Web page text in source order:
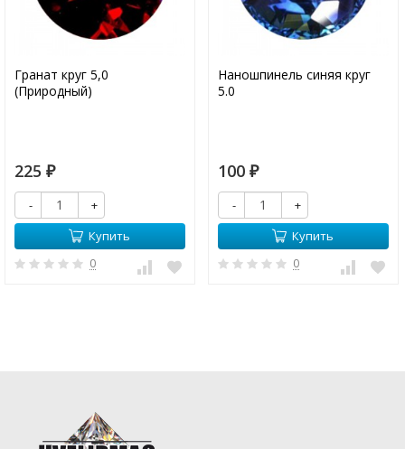
Гранат круг 5,0
(Природный)
225 ₽
-
+
Купить
0
Наношпинель синяя круг
5.0
100 ₽
-
+
Купить
0